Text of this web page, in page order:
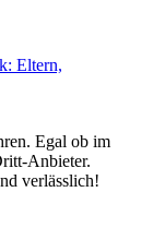
Eltern,
Egal ob im
Anbieter.
verlässlich!